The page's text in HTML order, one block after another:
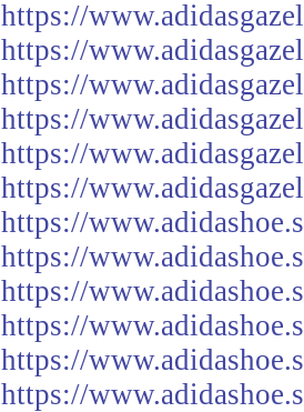
https://
https://
https://
https://
https://
https://
https://
https://
https://
https://
https://
https://